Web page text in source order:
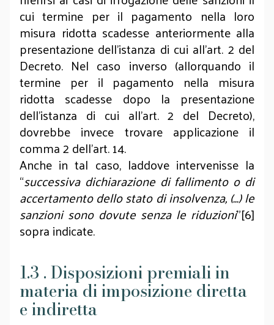
cui termine per il pagamento nella loro
misura ridotta scadesse anteriormente alla
presentazione dell’istanza di cui all’art. 2 del
Decreto. Nel caso inverso (allorquando il
termine per il pagamento nella misura
ridotta scadesse dopo la presentazione
dell’istanza di cui all’art. 2 del Decreto),
dovrebbe invece trovare applicazione il
comma 2 dell’art. 14.
Anche in tal caso, laddove intervenisse la
“successiva dichiarazione di fallimento o di
accertamento dello stato di insolvenza, (...) le
sanzioni sono dovute senza le riduzioni”[6]
sopra indicate.
1.3 . Disposizioni premiali in
materia di imposizione diretta
e indiretta